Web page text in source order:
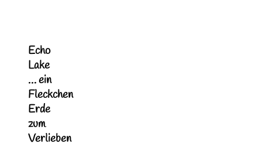
Echo
Lake
… ein
Fleckchen
Erde
zum
Verlieben